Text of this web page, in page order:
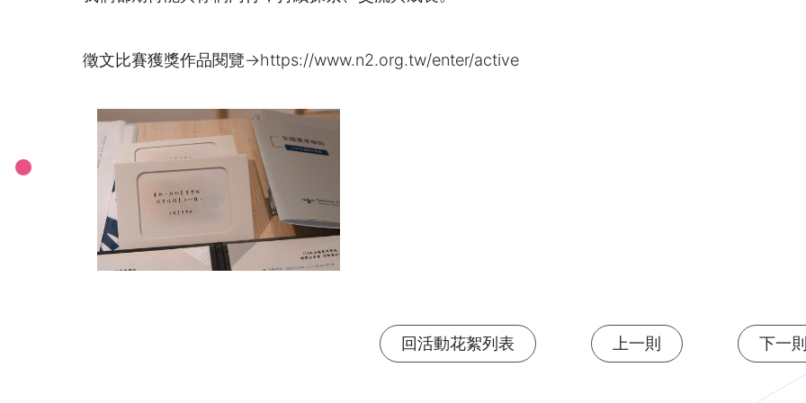
徵文比賽獲獎作品閱覽→https://www.n2.org.tw/enter/active
回活動花絮列表 上一則 下一